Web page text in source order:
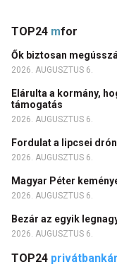
TOP24 mfor
Ők biztosan
2026. AUGUSZTUS 6.
Elárulta a kormány,
támogatás
2026. AUGUSZTUS 6.
Fordulat a lipcsei
2026. AUGUSZTUS 6.
Magyar Péter
2026. AUGUSZTUS 6.
Bezár az egyik
2026. AUGUSZTUS 6.
TOP24 privátbankár